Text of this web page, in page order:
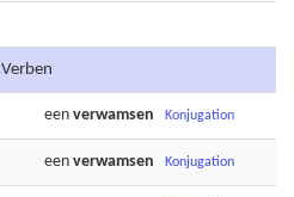
Verben
een verwamsen Konjugation
een verwamsen Konjugation